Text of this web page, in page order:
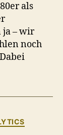
als
ja – wir
noch